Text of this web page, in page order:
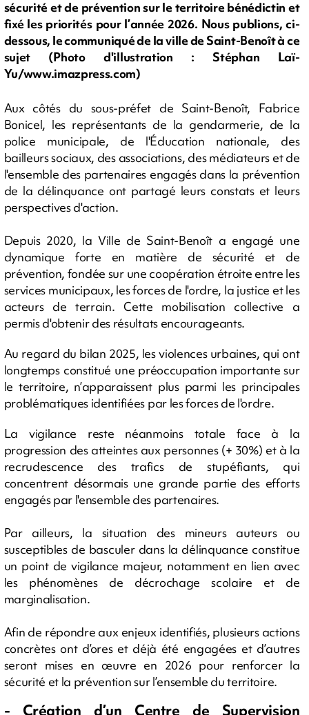
sécurité et de prévention sur le territoire bénédictin et
fixé les priorités pour l’année 2026. Nous publions, ci-
dessous, le communiqué de la ville de Saint-Benoît à ce
sujet (Photo d'illustration : Stéphan Laï-
Yu/www.imazpress.com)
Aux côtés du sous-préfet de Saint-Benoît, Fabrice
Bonicel, les représentants de la gendarmerie, de la
police municipale, de l'Éducation nationale, des
bailleurs sociaux, des associations, des médiateurs et de
l'ensemble des partenaires engagés dans la prévention
de la délinquance ont partagé leurs constats et leurs
perspectives d'action.
Depuis 2020, la Ville de Saint-Benoît a engagé une
dynamique forte en matière de sécurité et de
prévention, fondée sur une coopération étroite entre les
services municipaux, les forces de l'ordre, la justice et les
acteurs de terrain. Cette mobilisation collective a
permis d'obtenir des résultats encourageants.
Au regard du bilan 2025, les violences urbaines, qui ont
longtemps constitué une préoccupation importante sur
le territoire, n’apparaissent plus parmi les principales
problématiques identifiées par les forces de l'ordre.
La vigilance reste néanmoins totale face à la
progression des atteintes aux personnes (+ 30%) et à la
recrudescence des trafics de stupéfiants, qui
concentrent désormais une grande partie des efforts
engagés par l'ensemble des partenaires.
Par ailleurs, la situation des mineurs auteurs ou
susceptibles de basculer dans la délinquance constitue
un point de vigilance majeur, notamment en lien avec
les phénomènes de décrochage scolaire et de
marginalisation.
Afin de répondre aux enjeux identifiés, plusieurs actions
concrètes ont d’ores et déjà été engagées et d’autres
seront mises en œuvre en 2026 pour renforcer la
sécurité et la prévention sur l’ensemble du territoire.
- Création d’un Centre de Supervision